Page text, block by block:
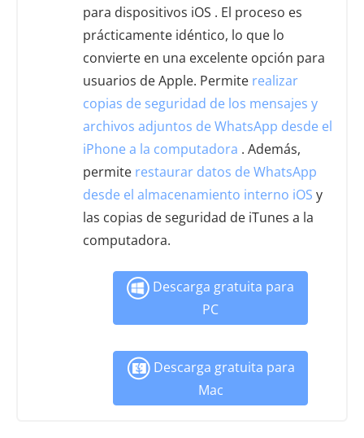
para dispositivos iOS . El proceso es
prácticamente idéntico, lo que lo
convierte en una excelente opción para
usuarios de Apple. Permite realizar
copias de seguridad de los mensajes y
archivos adjuntos de WhatsApp desde el
iPhone a la computadora . Además,
permite restaurar datos de WhatsApp
desde el almacenamiento interno iOS y
las copias de seguridad de iTunes a la
computadora.
Descarga gratuita para
PC
Descarga gratuita para
Mac